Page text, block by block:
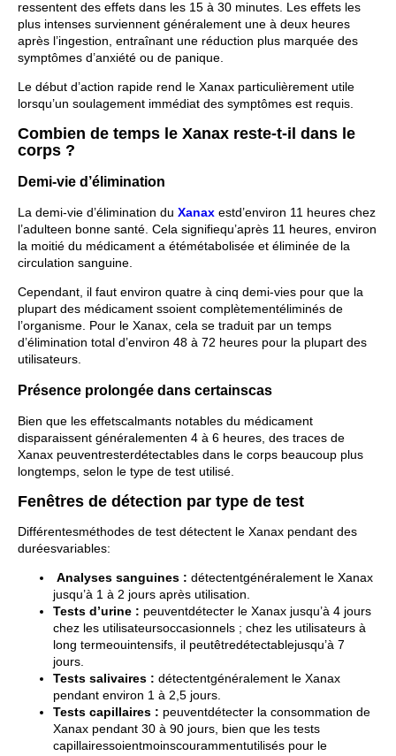
ressentent des effets dans les 15 à 30 minutes. Les effets les
plus intenses surviennent généralement une à deux heures
après l’ingestion, entraînant une réduction plus marquée des
symptômes d’anxiété ou de panique.
Le début d’action rapide rend le Xanax particulièrement utile
lorsqu’un soulagement immédiat des symptômes est requis.
Combien de temps le Xanax reste-t-il dans le
corps ?
Demi-vie d’élimination
La demi-vie d’élimination du Xanax estd’environ 11 heures chez
l’adulteen bonne santé. Cela signifiequ’après 11 heures, environ
la moitié du médicament a étémétabolisée et éliminée de la
circulation sanguine.
Cependant, il faut environ quatre à cinq demi-vies pour que la
plupart des médicament ssoient complètementéliminés de
l’organisme. Pour le Xanax, cela se traduit par un temps
d’élimination total d’environ 48 à 72 heures pour la plupart des
utilisateurs.
Présence prolongée dans certainscas
Bien que les effetscalmants notables du médicament
disparaissent généralementen 4 à 6 heures, des traces de
Xanax peuventresterdétectables dans le corps beaucoup plus
longtemps, selon le type de test utilisé.
Fenêtres de détection par type de test
Différentesméthodes de test détectent le Xanax pendant des
duréesvariables:
Analyses sanguines : détectentgénéralement le Xanax
jusqu’à 1 à 2 jours après utilisation.
Tests d’urine : peuventdétecter le Xanax jusqu’à 4 jours
chez les utilisateursoccasionnels ; chez les utilisateurs à
long termeouintensifs, il peutêtredétectablejusqu’à 7
jours.
Tests salivaires : détectentgénéralement le Xanax
pendant environ 1 à 2,5 jours.
Tests capillaires : peuventdétecter la consommation de
Xanax pendant 30 à 90 jours, bien que les tests
capillairessoientmoinscourammentutilisés pour le